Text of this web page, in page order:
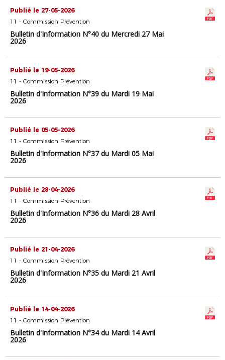
Publié le 27-05-2026
11 - Commission Prévention
Bulletin d'Information N°40 du Mercredi 27 Mai
2026
Publié le 19-05-2026
11 - Commission Prévention
Bulletin d'Information N°39 du Mardi 19 Mai
2026
Publié le 05-05-2026
11 - Commission Prévention
Bulletin d'Information N°37 du Mardi 05 Mai
2026
Publié le 28-04-2026
11 - Commission Prévention
Bulletin d'Information N°36 du Mardi 28 Avril
2026
Publié le 21-04-2026
11 - Commission Prévention
Bulletin d'Information N°35 du Mardi 21 Avril
2026
Publié le 14-04-2026
11 - Commission Prévention
Bulletin d'Information N°34 du Mardi 14 Avril
2026